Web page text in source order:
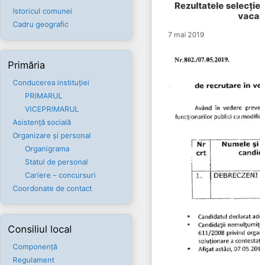
Rezultatele
7 mai 2019
Istoricul comunei
Cadru geografic
Primăria
Conducerea instituției
PRIMARUL
VICEPRIMARUL
Asistență socială
Organizare și personal
Organigrama
Statul de personal
Cariere – concursuri
Coordonate de contact
Consiliul local
Componenţă
Regulament